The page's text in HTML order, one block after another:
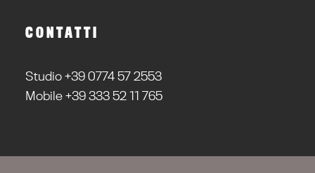
CONTATTI
Studio +39 0774 57 2553
Mobile +39 333 52 11 765